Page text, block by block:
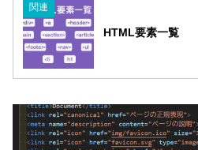
関連
HTML要素一覧